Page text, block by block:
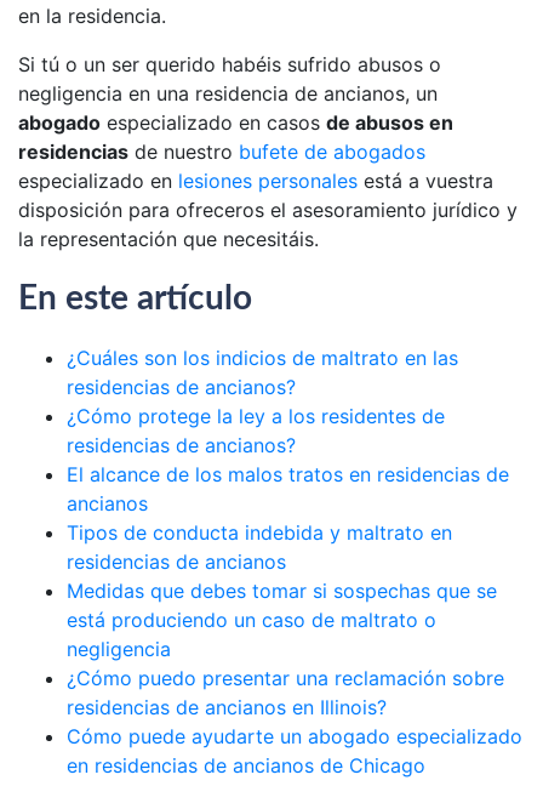
en la residencia.
Si tú o un ser querido habéis sufrido abusos o
negligencia en una residencia de ancianos, un
abogado especializado en casos de abusos en
residencias de nuestro bufete de abogados
especializado en lesiones personales está a vuestra
disposición para ofreceros el asesoramiento jurídico y
la representación que necesitáis.
En este artículo
¿Cuáles son los indicios de maltrato en las
residencias de ancianos?
¿Cómo protege la ley a los residentes de
residencias de ancianos?
El alcance de los malos tratos en residencias de
ancianos
Tipos de conducta indebida y maltrato en
residencias de ancianos
Medidas que debes tomar si sospechas que se
está produciendo un caso de maltrato o
negligencia
¿Cómo puedo presentar una reclamación sobre
residencias de ancianos en Illinois?
Cómo puede ayudarte un abogado especializado
en residencias de ancianos de Chicago